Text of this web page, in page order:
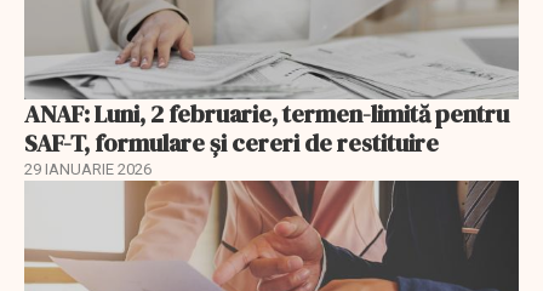
ANAF: Luni, 2 februarie, termen-limită pentru
SAF-T, formulare și cereri de restituire
29 IANUARIE 2026